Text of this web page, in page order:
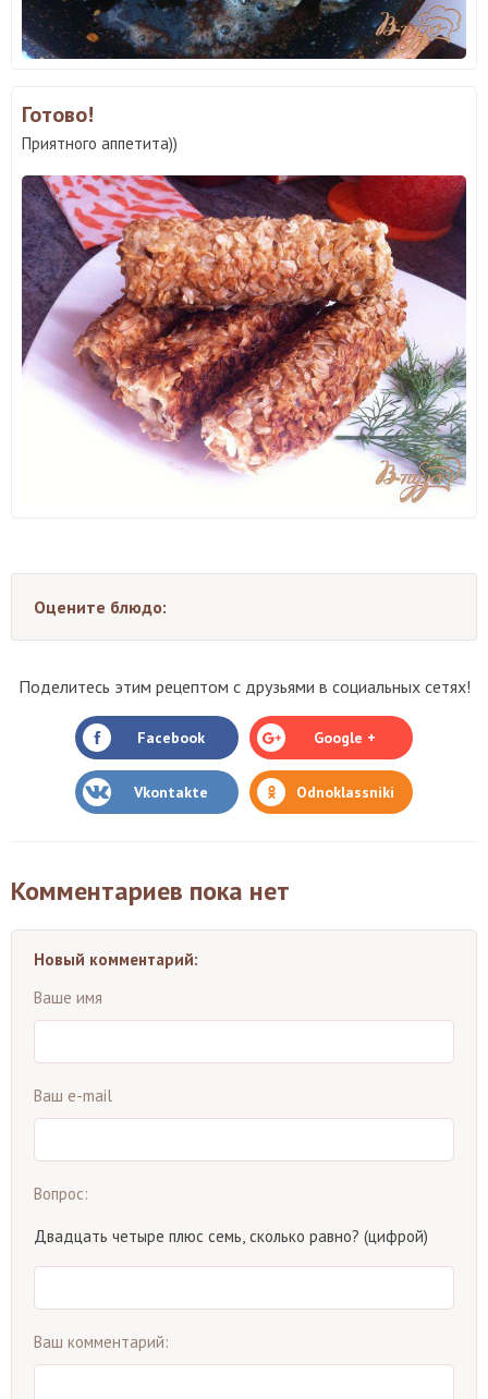
Готово!
Приятного аппетита))
Оцените блюдо:
Поделитесь этим рецептом с друзьями в социальных сетях!
Facebook Google +
Vkontakte Odnoklassniki
Комментариев пока нет
Новый комментарий:
Ваше имя
Ваш e-mail
Вопрос:
Двадцать четыре плюс семь, сколько равно? (цифрой)
Ваш комментарий: